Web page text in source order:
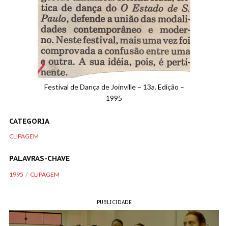
Festival de Dança de Joinville – 13a. Edição –
1995
CATEGORIA
CLIPAGEM
PALAVRAS-CHAVE
1995 CLIPAGEM
PUBLICIDADE